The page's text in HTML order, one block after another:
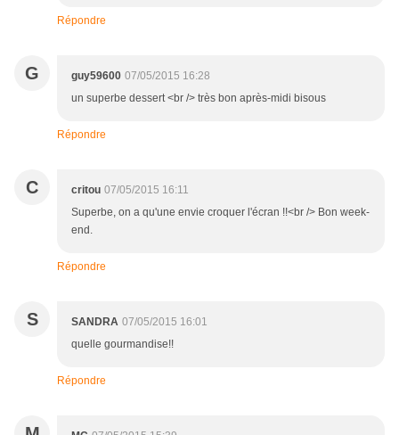
Répondre
G guy59600 07/05/2015 16:28
un superbe dessert <br /> très bon après-midi bisous
Répondre
C critou 07/05/2015 16:11
Superbe, on a qu'une envie croquer l'écran !!<br /> Bon week-
end.
Répondre
S SANDRA 07/05/2015 16:01
quelle gourmandise!!
Répondre